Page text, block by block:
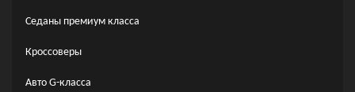
Седаны премиум класса
Кроссоверы
Авто G-класса